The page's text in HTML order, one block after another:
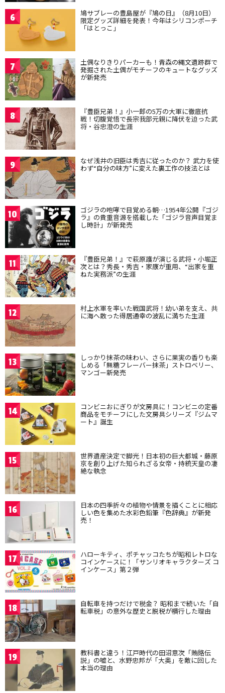
6 鳩サブレーの豊島屋が『鳩の日』（8月10日）
限定グッズ詳細を発表！今年はシリコンポーチ
「はとっこ」
7 土偶なりきりパーカーも！青森の縄文遺跡群で
発掘された土偶がモチーフのキュートなグッズ
が新発売
8 『豊臣兄弟！』小一郎の5万の大軍に徹底抗
戦！切腹覚悟で長宗我部元親に降伏を迫った武
将・谷忠澄の生涯
9 なぜ浅井の旧臣は秀吉に従ったのか？ 武力を使
わず“自分の味方”に変えた裏工作の技法とは
10 ゴジラの咆哮で目覚める朝…1954年公開『ゴジ
ラ』の貴重音源を搭載した「ゴジラ音声目覚ま
し時計」が新発売
11 『豊臣兄弟！』で萩原護が演じる武将・小堀正
次とは？秀長・秀吉・家康が重用、“出家を重
ねた実務派”の生涯
12 村上水軍を率いた戦国武将！幼い弟を支え、共
に海へ散った得居通幸の波乱に満ちた生涯
13 しっかり抹茶の味わい、さらに果実の香りも楽
しめる「無糖フレーバー抹茶」ストロベリー、
マンゴー新発売
14 コンビニおにぎりが文房具に！コンビニの定番
商品をモチーフにした文房具シリーズ『ジムマ
ート』誕生
15 世界遺産決定で脚光！日本初の巨大都城・藤原
京を創り上げた知られざる女帝・持統天皇の凄
絶な執念
16 日本の四季折々の植物や情景を描くことに相応
しい色を集めた水彩色鉛筆『色辞典』が新発
売！
17 ハローキティ、ポチャッコたちが昭和レトロな
コインケースに！「サンリオキャラクターズ コ
インケース」第２弾
18 自転車を持つだけで税金？ 昭和まで続いた「自
転車税」の意外な歴史と脱税が横行した理由
19 教科書と違う！江戸時代の田沼意次「賄賂伝
説」の嘘と、水野忠邦が「大奥」を敵に回した
本当の理由